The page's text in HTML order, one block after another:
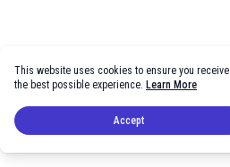
This website uses cookies to ensure you receive
the best possible experience. Learn More
Accept